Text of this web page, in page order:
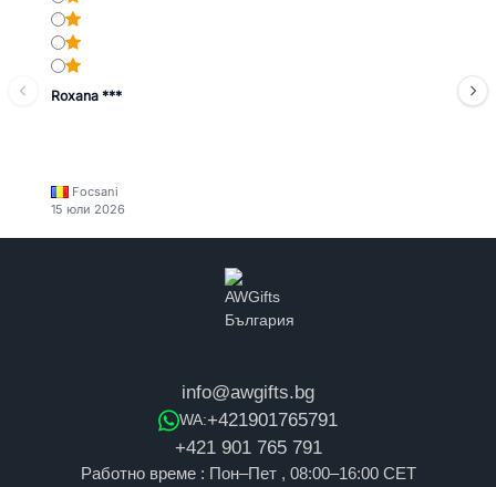
Roxana ***
Focsani
15 юли 2026
info@awgifts.bg
WA:+421901765791
+421 901 765 791
Работно време : Пон–Пет , 08:00–16:00 CET